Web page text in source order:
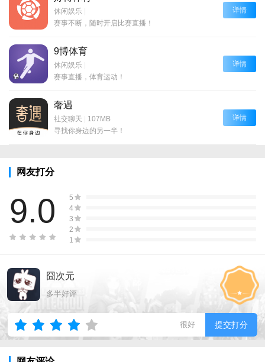
休闲娱乐 |
赛事不断，随时开启比赛直播！
详情
9博体育
休闲娱乐 |
赛事直播，体育运动！
详情
奢遇
社交聊天 | 107MB
寻找你身边的另一半！
详情
网友打分
9.0
5
4
3
2
1
囧次元
多半好评
很好 提交打分